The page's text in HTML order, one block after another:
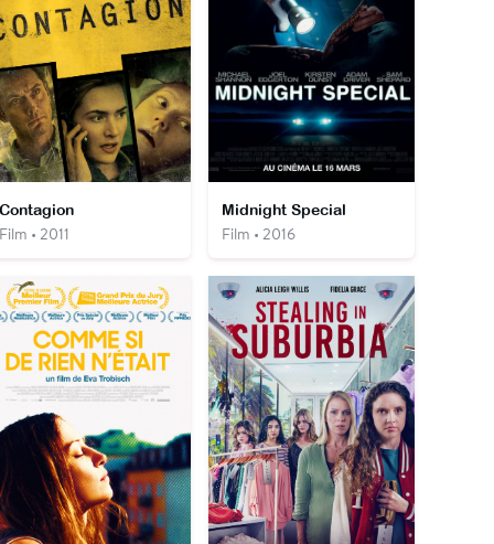
• 2011
Midnight Special
Film • 2016